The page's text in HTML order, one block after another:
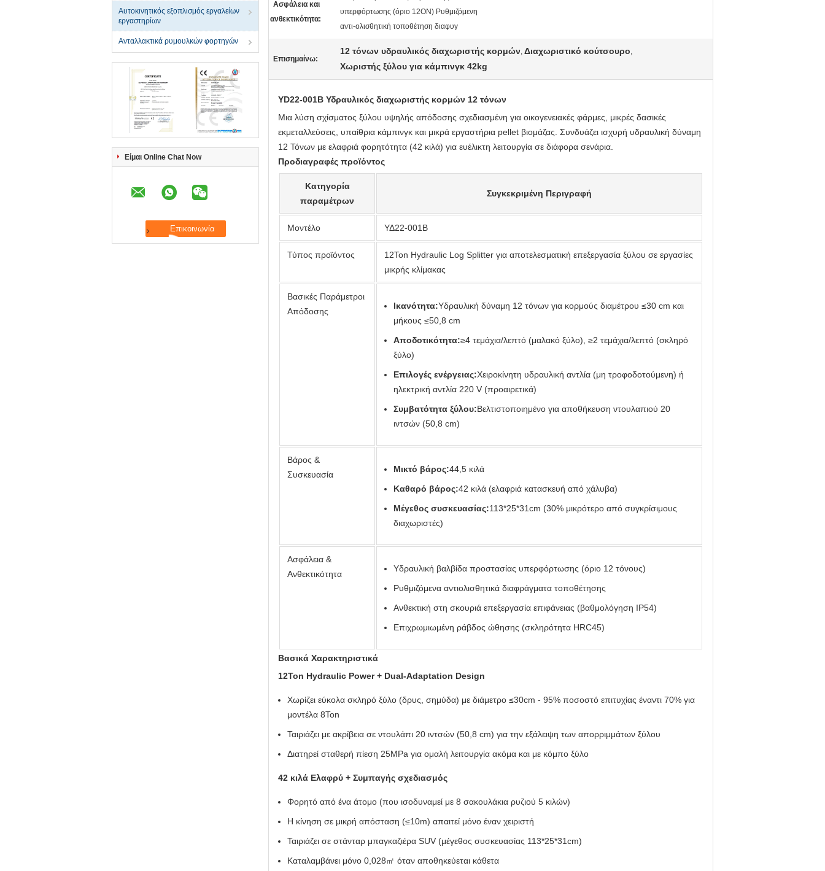
Αυτοκινητικός εξοπλισμός εργαλείων
εργαστηρίων
Ανταλλακτικά ρυμουλκών φορτηγών
Είμαι Online Chat Now
Ασφάλεια και
ανθεκτικότητα:
υπερφόρτωσης (όριο 12ON) Ρυθμιζόμενη
αντι-ολισθητική τοποθέτηση διαφυγ
Επισημαίνω:
12 τόνων υδραυλικός διαχωριστής κορμών, Διαχωριστικό κούτσουρο,
Χωριστής ξύλου για κάμπινγκ 42kg
YD22-001B Υδραυλικός διαχωριστής κορμών 12 τόνων
Μια λύση σχίσματος ξύλου υψηλής απόδοσης σχεδιασμένη για οικογενειακές φάρμες, μικρές δασικές
εκμεταλλεύσεις, υπαίθρια κάμπινγκ και μικρά εργαστήρια pellet βιομάζας. Συνδυάζει ισχυρή υδραυλική δύναμη
12 Τόνων με ελαφριά φορητότητα (42 κιλά) για ευέλικτη λειτουργία σε διάφορα σενάρια.
Προδιαγραφές προϊόντος
Κατηγορία
παραμέτρων
Συγκεκριμένη Περιγραφή
Μοντέλο ΥΔ22-001Β
Τύπος προϊόντος
12Ton Hydraulic Log Splitter για αποτελεσματική επεξεργασία ξύλου σε εργασίες
μικρής κλίμακας
Βασικές Παράμετροι
Απόδοσης
Ικανότητα:Υδραυλική δύναμη 12 τόνων για κορμούς διαμέτρου ≤30 cm και
μήκους ≤50,8 cm
Αποδοτικότητα:≥4 τεμάχια/λεπτό (μαλακό ξύλο), ≥2 τεμάχια/λεπτό (σκληρό
ξύλο)
Επιλογές ενέργειας:Χειροκίνητη υδραυλική αντλία (μη τροφοδοτούμενη) ή
ηλεκτρική αντλία 220 V (προαιρετικά)
Συμβατότητα ξύλου:Βελτιστοποιημένο για αποθήκευση ντουλαπιού 20
ιντσών (50,8 cm)
Βάρος &
Συσκευασία
Μικτό βάρος:44,5 κιλά
Καθαρό βάρος:42 κιλά (ελαφριά κατασκευή από χάλυβα)
Μέγεθος συσκευασίας:113*25*31cm (30% μικρότερο από συγκρίσιμους
διαχωριστές)
Ασφάλεια &
Ανθεκτικότητα
Υδραυλική βαλβίδα προστασίας υπερφόρτωσης (όριο 12 τόνους)
Ρυθμιζόμενα αντιολισθητικά διαφράγματα τοποθέτησης
Ανθεκτική στη σκουριά επεξεργασία επιφάνειας (βαθμολόγηση IP54)
Επιχρωμιωμένη ράβδος ώθησης (σκληρότητα HRC45)
Βασικά Χαρακτηριστικά
12Ton Hydraulic Power + Dual-Adaptation Design
Χωρίζει εύκολα σκληρό ξύλο (δρυς, σημύδα) με διάμετρο ≤30cm - 95% ποσοστό επιτυχίας έναντι 70% για
μοντέλα 8Ton
Ταιριάζει με ακρίβεια σε ντουλάπι 20 ιντσών (50,8 cm) για την εξάλειψη των απορριμμάτων ξύλου
Διατηρεί σταθερή πίεση 25MPa για ομαλή λειτουργία ακόμα και με κόμπο ξύλο
42 κιλά Ελαφρύ + Συμπαγής σχεδιασμός
Φορητό από ένα άτομο (που ισοδυναμεί με 8 σακουλάκια ρυζιού 5 κιλών)
Η κίνηση σε μικρή απόσταση (≤10m) απαιτεί μόνο έναν χειριστή
Ταιριάζει σε στάνταρ μπαγκαζιέρα SUV (μέγεθος συσκευασίας 113*25*31cm)
Καταλαμβάνει μόνο 0,028㎡ όταν αποθηκεύεται κάθετα